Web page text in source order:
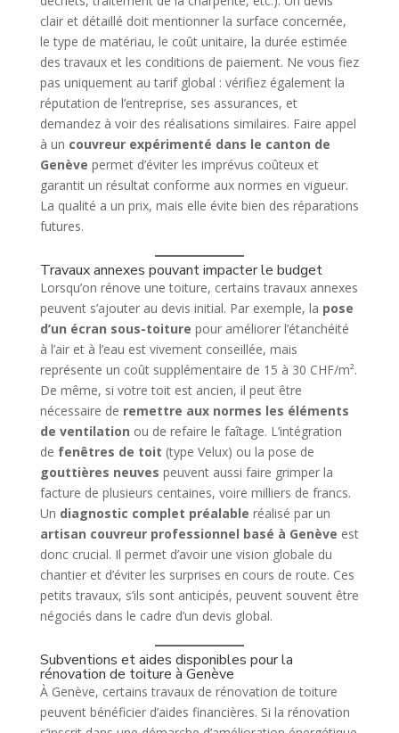
clair et détaillé doit mentionner la surface concernée,
le type de matériau, le coût unitaire, la durée estimée
des travaux et les conditions de paiement. Ne vous fiez
pas uniquement au tarif global : vérifiez également la
réputation de l’entreprise, ses assurances, et
demandez à voir des réalisations similaires. Faire appel
à un couvreur expérimenté dans le canton de
Genève permet d’éviter les imprévus coûteux et
garantit un résultat conforme aux normes en vigueur.
La qualité a un prix, mais elle évite bien des réparations
futures.
Travaux annexes pouvant impacter le budget
Lorsqu’on rénove une toiture, certains travaux annexes
peuvent s’ajouter au devis initial. Par exemple, la pose
d’un écran sous-toiture pour améliorer l’étanchéité
à l’air et à l’eau est vivement conseillée, mais
représente un coût supplémentaire de 15 à 30 CHF/m².
De même, si votre toit est ancien, il peut être
nécessaire de remettre aux normes les éléments
de ventilation ou de refaire le faîtage. L’intégration
de fenêtres de toit (type Velux) ou la pose de
gouttières neuves peuvent aussi faire grimper la
facture de plusieurs centaines, voire milliers de francs.
Un diagnostic complet préalable réalisé par un
artisan couvreur professionnel basé à Genève est
donc crucial. Il permet d’avoir une vision globale du
chantier et d’éviter les surprises en cours de route. Ces
petits travaux, s’ils sont anticipés, peuvent souvent être
négociés dans le cadre d’un devis global.
Subventions et aides disponibles pour la
rénovation de toiture à Genève
À Genève, certains travaux de rénovation de toiture
peuvent bénéficier d’aides financières. Si la rénovation